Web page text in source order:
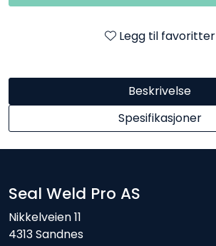
Legg til favoritter
Beskrivelse
Spesifikasjoner
Seal Weld Pro AS
Nikkelveien 11
4313 Sandnes